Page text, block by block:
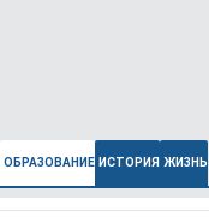
ОБРАЗОВАНИЕ ИСТОРИЯ ЖИЗНЬ